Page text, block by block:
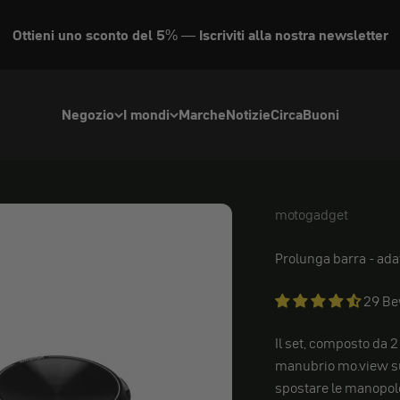
Ottieni uno sconto del 5% — Iscriviti alla nostra newsletter
Negozio I mondi MarcheNotizieCircaBuoni
motogadget
Prolunga barra -
29
Il set, composto da
manubrio mo.view
spostare le